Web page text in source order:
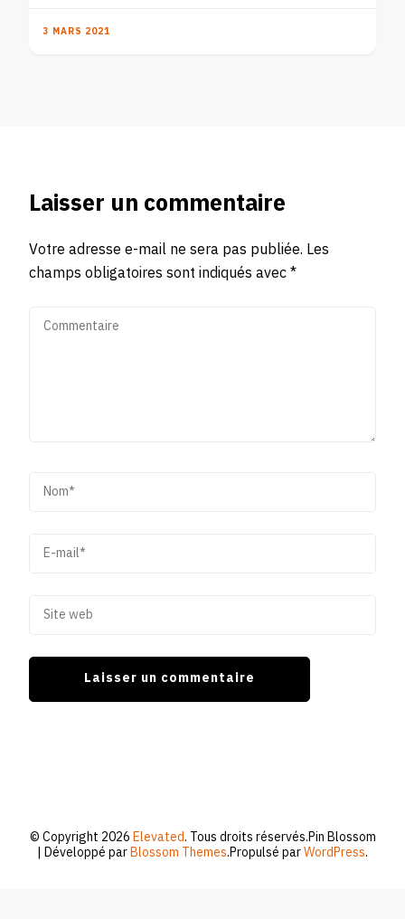
3 MARS 2021
Laisser un commentaire
Votre adresse e-mail ne sera pas publiée. Les
champs obligatoires sont indiqués avec*
© Copyright 2026Elevated. Tous droits réservés.Pin Blossom
| Développé parBlossom Themes.Propulsé parWordPress.